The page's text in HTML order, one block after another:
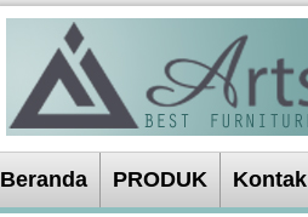
Beranda PRODUK Kontak